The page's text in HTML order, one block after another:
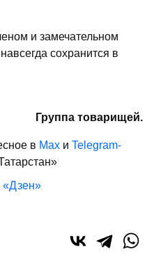
и замечательном
сохранится в
Группа товарищей.
в Max и Telegram-
«Дзен»